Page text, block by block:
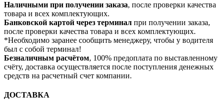
Наличными при получении заказа, после проверки качества
товара и всех комплектующих.
Банковской картой через терминал при получении заказа,
после проверки качества товара и всех комплектующих.
*Необходимо заранее сообщить менеджеру, чтобы у водителя
был с собой терминал!
Безналичным расчётом, 100% предоплата по выставленному
счёту, доставка осуществляется после поступления денежных
средств на расчетный счет компании.
ДОСТАВКА